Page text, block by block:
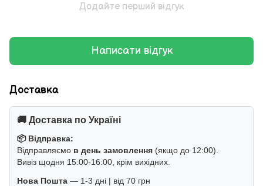
Додайте перший відгук
Написати відгук
Доставка
🚚 Доставка по Україні
📦 Відправка:
Відправляємо в день замовлення (якщо до 12:00).
Вивіз щодня 15:00-16:00, крім вихідних.
Нова Пошта — 1-3 дні | від 70 грн